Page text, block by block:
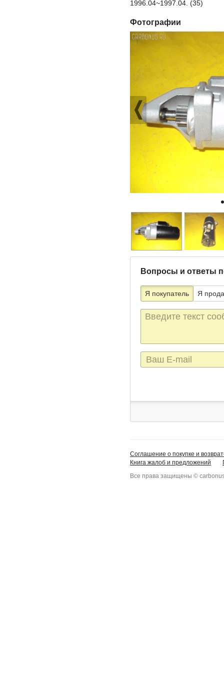
1996.04~1997.04. (35)
Фотографии
Вопросы и ответы
Я покупатель Я
Текст
сообщения
E-
mail
Соглашение о покупке и
Книга жалоб и предложений
Все права защищены ©